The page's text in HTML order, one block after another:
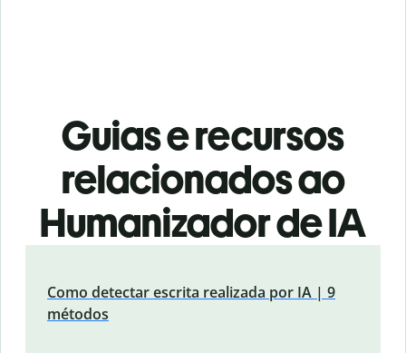
Guias e recursos
relacionados ao
Humanizador de IA
Como detectar escrita realizada por IA | 9
métodos